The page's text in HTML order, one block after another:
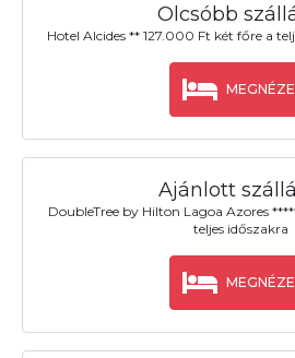
Olcsóbb
Hotel Alcides ** 127.000 Ft két főre a
Ajánlott
DoubleTree by Hilton Lagoa Azores
teljes időszakra